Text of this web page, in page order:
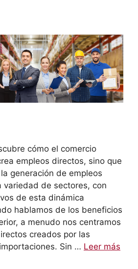
cómo el comercio
empleos directos, sino que
generación de empleos
variedad de sectores, con
de esta dinámica
hablamos de los beneficios
a menudo nos centramos
creados por las
Sin … Leer más